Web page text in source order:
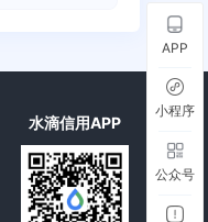
水滴信用APP
APP
小程序
公众号